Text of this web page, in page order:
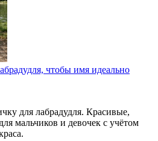
чтобы имя идеально
для лабрадудля. Красивые,
мальчиков и девочек с учётом